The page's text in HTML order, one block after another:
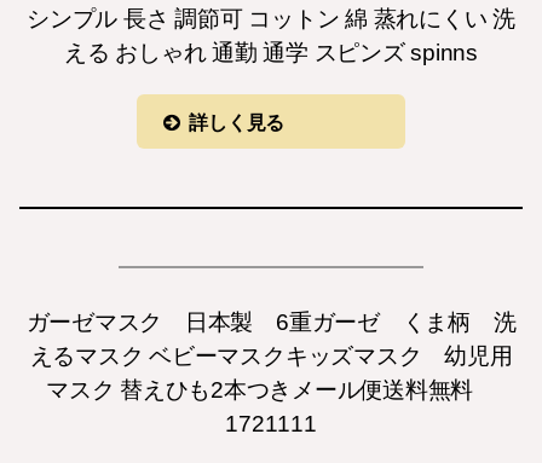
シンプル 長さ 調節可 コットン 綿 蒸れにくい 洗
える おしゃれ 通勤 通学 スピンズ spinns
詳しく見る
ガーゼマスク 日本製 6重ガーゼ くま柄 洗
えるマスク ベビーマスクキッズマスク 幼児用
マスク 替えひも2本つきメール便送料無料
1721111